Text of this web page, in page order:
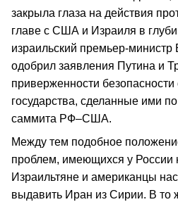
закрыла глаза на действия
главе с США и Израиля в
израильский премьер-
одобрил заявления Путина и
приверженности безопасности
государства, сделанные ими
саммита РФ–США.
Между тем подобное
проблем, имеющихся у России
Израильтяне и американцы
выдавить Иран из Сирии. В то